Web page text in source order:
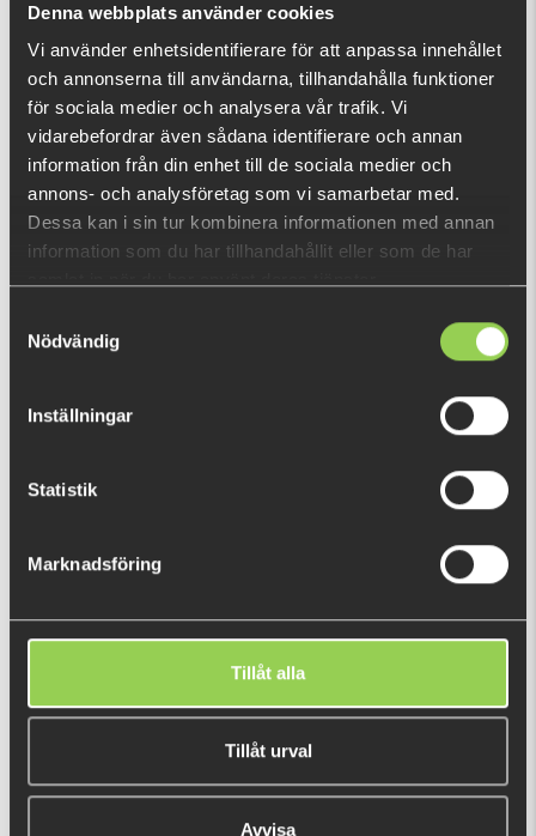
Denna webbplats använder cookies
Vi använder enhetsidentifierare för att anpassa innehållet
och annonserna till användarna, tillhandahålla funktioner
för sociala medier och analysera vår trafik. Vi
vidarebefordrar även sådana identifierare och annan
information från din enhet till de sociala medier och
annons- och analysföretag som vi samarbetar med.
Dessa kan i sin tur kombinera informationen med annan
information som du har tillhandahållit eller som de har
Nödvändig
Inställningar
Statistik
Marknadsföring
Tillåt alla
Tillåt urval
Avvisa
DU TITTADE NYLIGEN PÅ
POPULÄRA PRODUKTER